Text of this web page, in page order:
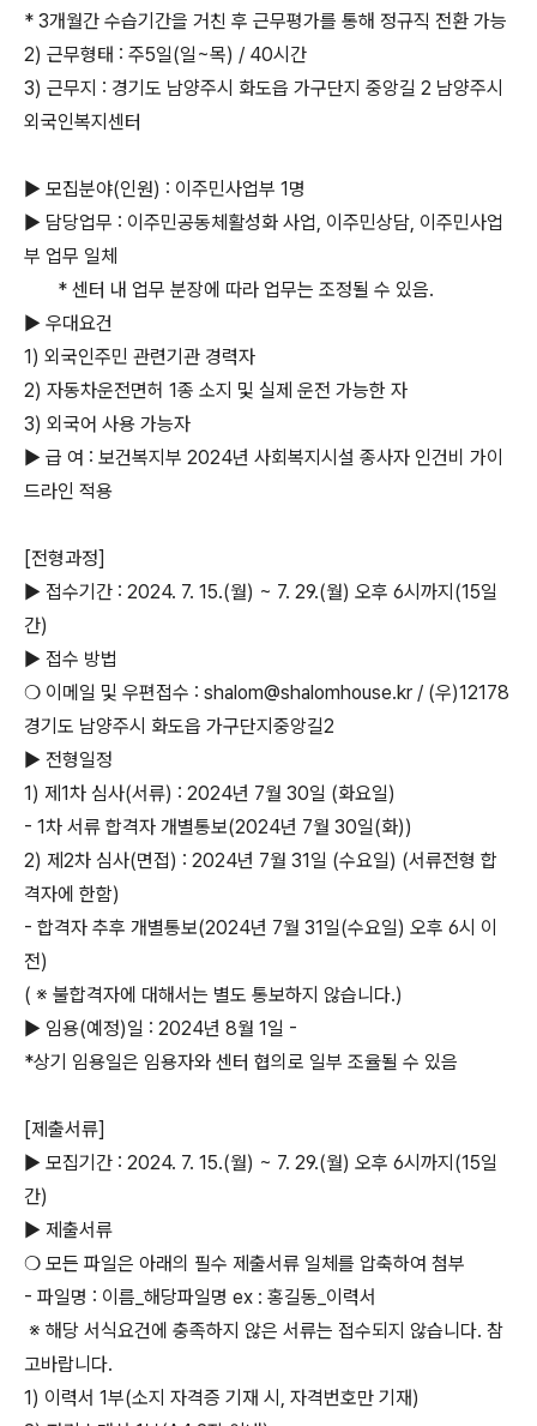
* 3개월간 수습기간을 거친 후 근무평가를 통해 정규직 전환 가능
2) 근무형태 : 주5일(일~목) / 40시간
3) 근무지 : 경기도 남양주시 화도읍 가구단지 중앙길 2 남양주시
외국인복지센터
▶ 모집분야(인원) : 이주민사업부 1명
▶ 담당업무 : 이주민공동체활성화 사업, 이주민상담, 이주민사업
부 업무 일체
* 센터 내 업무 분장에 따라 업무는 조정될 수 있음.
▶ 우대요건
1) 외국인주민 관련기관 경력자
2) 자동차운전면허 1종 소지 및 실제 운전 가능한 자
3) 외국어 사용 가능자
▶ 급 여 : 보건복지부 2024년 사회복지시설 종사자 인건비 가이
드라인 적용
[전형과정]
▶ 접수기간 : 2024. 7. 15.(월) ~ 7. 29.(월) 오후 6시까지(15일
간)
▶ 접수 방법
❍ 이메일 및 우편접수 : shalom@shalomhouse.kr / (우)12178
경기도 남양주시 화도읍 가구단지중앙길2
▶ 전형일정
1) 제1차 심사(서류) : 2024년 7월 30일 (화요일)
- 1차 서류 합격자 개별통보(2024년 7월 30일(화))
2) 제2차 심사(면접) : 2024년 7월 31일 (수요일) (서류전형 합
격자에 한함)
- 합격자 추후 개별통보(2024년 7월 31일(수요일) 오후 6시 이
전)
( ※ 불합격자에 대해서는 별도 통보하지 않습니다.)
▶ 임용(예정)일 : 2024년 8월 1일 -
*상기 임용일은 임용자와 센터 협의로 일부 조율될 수 있음
[제출서류]
▶ 모집기간 : 2024. 7. 15.(월) ~ 7. 29.(월) 오후 6시까지(15일
간)
▶ 제출서류
❍ 모든 파일은 아래의 필수 제출서류 일체를 압축하여 첨부
- 파일명 : 이름_해당파일명 ex : 홍길동_이력서
※ 해당 서식요건에 충족하지 않은 서류는 접수되지 않습니다. 참
고바랍니다.
1) 이력서 1부(소지 자격증 기재 시, 자격번호만 기재)